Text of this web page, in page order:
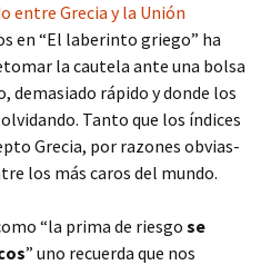
entre Grecia y la Unión
en “El laberinto griego” ha
la cautela ante una bolsa
demasiado rápido y donde los
Tanto que los índices
Grecia, por razones obvias-
los más caros del mundo.
“la prima de riesgo se
” uno recuerda que nos